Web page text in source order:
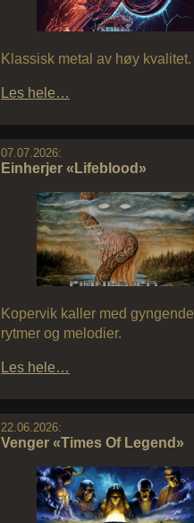
Klassisk metal av høy kvalitet.
Les hele…
07.07.2026:
Einherjer «Lifeblood»
Kopervik kaller med gyngende
rytmer og melodier.
Les hele…
22.06.2026:
Venger «Times Of Legend»